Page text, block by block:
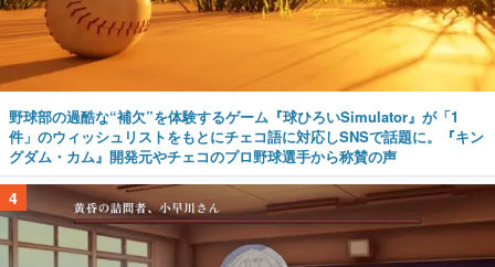
野球部の過酷な“補欠”を体験するゲーム『球ひろいSimulator』が「1
件」のウィッシュリストをもとにチェコ語に対応しSNSで話題に。『キン
グダム・カム』開発元やチェコのプロ野球選手から称賛の声
4